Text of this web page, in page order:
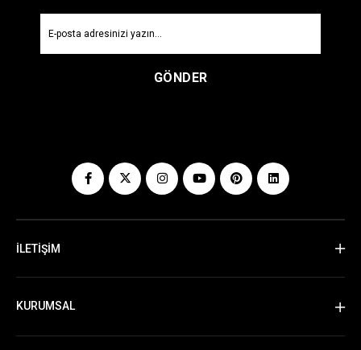
GÖNDER
İLETİŞİM
KURUMSAL